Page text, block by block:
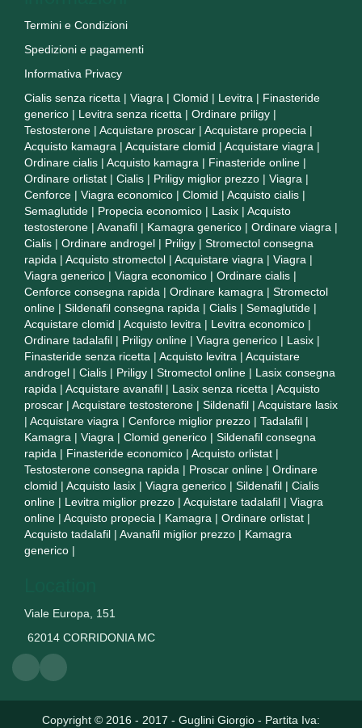
Termini e Condizioni
Spedizioni e pagamenti
Informativa Privacy
Cialis senza ricetta | Viagra | Clomid | Levitra | Finasteride
generico | Levitra senza ricetta | Ordinare priligy |
Testosterone | Acquistare proscar | Acquistare propecia |
Acquisto kamagra | Acquistare clomid | Acquistare viagra |
Ordinare cialis | Acquisto kamagra | Finasteride online |
Ordinare orlistat | Cialis | Priligy miglior prezzo | Viagra |
Cenforce | Viagra economico | Clomid | Acquisto cialis |
Semaglutide | Propecia economico | Lasix | Acquisto
testosterone | Avanafil | Kamagra generico | Ordinare viagra |
Cialis | Ordinare androgel | Priligy | Stromectol consegna
rapida | Acquisto stromectol | Acquistare viagra | Viagra |
Viagra generico | Viagra economico | Ordinare cialis |
Cenforce consegna rapida | Ordinare kamagra | Stromectol
online | Sildenafil consegna rapida | Cialis | Semaglutide |
Acquistare clomid | Acquisto levitra | Levitra economico |
Ordinare tadalafil | Priligy online | Viagra generico | Lasix |
Finasteride senza ricetta | Acquisto levitra | Acquistare
androgel | Cialis | Priligy | Stromectol online | Lasix consegna
rapida | Acquistare avanafil | Lasix senza ricetta | Acquisto
proscar | Acquistare testosterone | Sildenafil | Acquistare lasix
| Acquistare viagra | Cenforce miglior prezzo | Tadalafil |
Kamagra | Viagra | Clomid generico | Sildenafil consegna
rapida | Finasteride economico | Acquisto orlistat |
Testosterone consegna rapida | Proscar online | Ordinare
clomid | Acquisto lasix | Viagra generico | Sildenafil | Cialis
online | Levitra miglior prezzo | Acquistare tadalafil | Viagra
online | Acquisto propecia | Kamagra | Ordinare orlistat |
Acquisto tadalafil | Avanafil miglior prezzo | Kamagra
generico |
Viale Europa, 151
62014 CORRIDONIA MC
Copyright © 2016 - 2017 - Guglini Giorgio - Partita Iva: